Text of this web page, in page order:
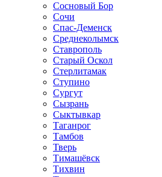
Сосновый Бор
Сочи
Спас-Деменск
Среднеколымск
Ставрополь
Старый Оскол
Стерлитамак
Ступино
Сургут
Сызрань
Сыктывкар
Таганрог
Тамбов
Тверь
Тимашёвск
Тихвин